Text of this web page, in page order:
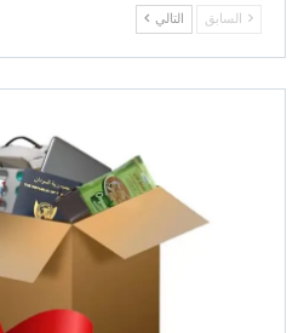
السابق التالي